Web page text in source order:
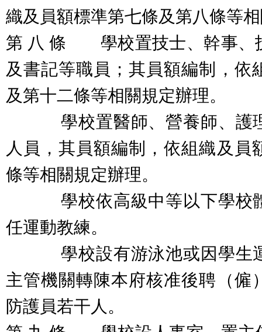
織及員額標準第七條及第八條等
第 八 條 學校置技士、幹事、
及書記等職員；其員額編制，依
及第十二條等相關規定辦理。
學校置醫師、營養師、護理
人員，其員額編制，依組織及員
條等相關規定辦理。
學校依高級中等以下學校體
任運動教練。
學校設有游泳池或因學生運
主管機關轉陳本府核准後聘（僱
防護員若干人。